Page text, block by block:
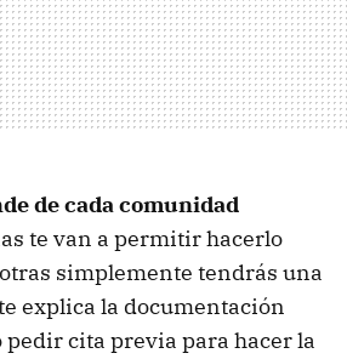
de cada comunidad
te van a permitir hacerlo
simplemente tendrás una
explica la documentación
pedir cita previa para hacer la